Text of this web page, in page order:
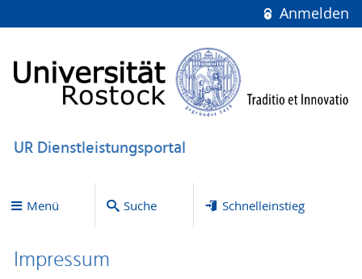
Anmelden
UR Dienstleistungsportal
Menü Suche Schnelleinstieg
Impressum